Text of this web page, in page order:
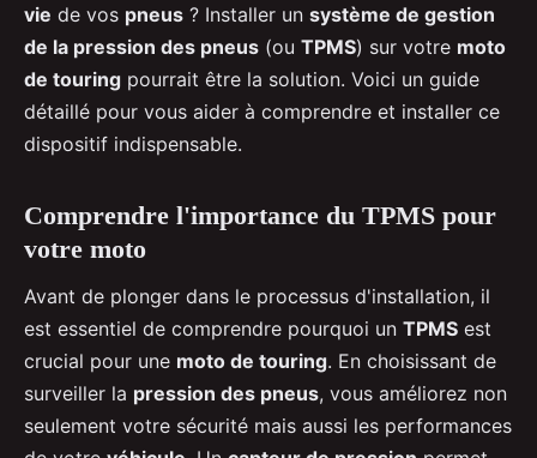
vie de vos pneus ? Installer un système de gestion
de la pression des pneus (ou TPMS) sur votre moto
de touring pourrait être la solution. Voici un guide
détaillé pour vous aider à comprendre et installer ce
dispositif indispensable.
Comprendre l'importance du TPMS pour
votre moto
Avant de plonger dans le processus d'installation, il
est essentiel de comprendre pourquoi un TPMS est
crucial pour une moto de touring. En choisissant de
surveiller la pression des pneus, vous améliorez non
seulement votre sécurité mais aussi les performances